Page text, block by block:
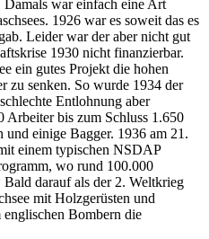
war einfach eine Art
1926 war es soweit das es
Leider war der aber nicht gut
1930 nicht finanzierbar.
ein gutes Projekt die hohen
zu senken. So wurde 1934 der
Entlohnung aber
Arbeiter bis zum Schluss 1.650
einige Bagger. 1936 am 21.
einem typischen NSDAP
wo rund 100.000
darauf als der 2. Weltkrieg
mit Holzgerüsten und
Bombern die